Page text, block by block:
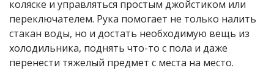
коляске и управляться простым джойстиком или
переключателем. Рука помогает не только налить
стакан воды, но и достать необходимую вещь из
холодильника, поднять что-то с пола и даже
перенести тяжелый предмет с места на место.